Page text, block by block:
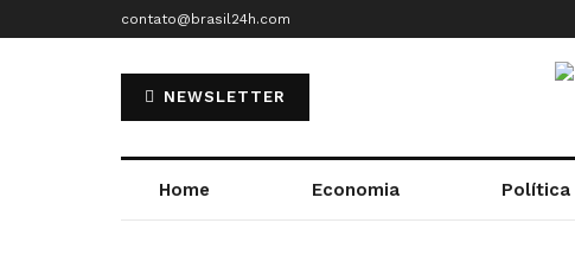
contato@brasil24h.com
NEWSLETTER
Home Economia Política